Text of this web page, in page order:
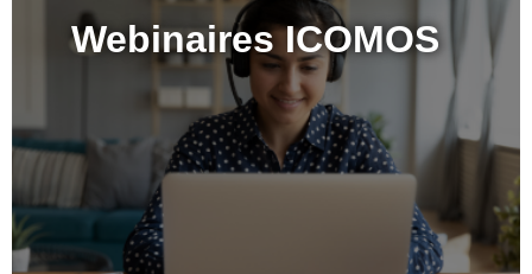
Webinaires ICOMOS